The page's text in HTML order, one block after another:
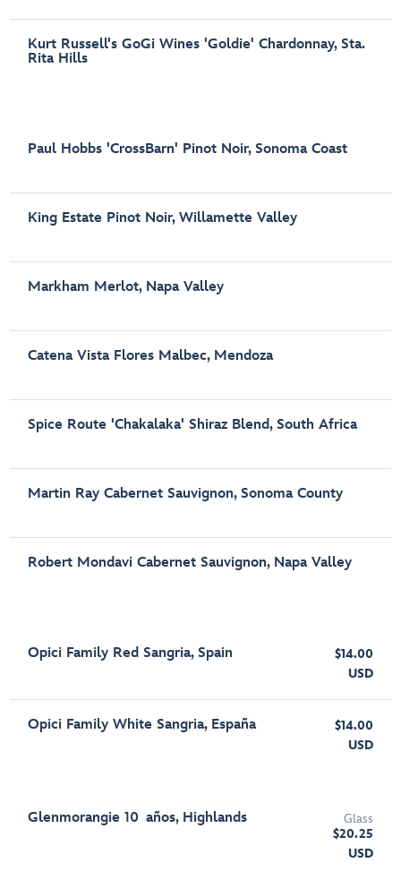
Kurt Russell's GoGi Wines 'Goldie' Chardonnay, Sta.
Rita Hills
Paul Hobbs 'CrossBarn' Pinot Noir, Sonoma Coast
King Estate Pinot Noir, Willamette Valley
Markham Merlot, Napa Valley
Catena Vista Flores Malbec, Mendoza
Spice Route 'Chakalaka' Shiraz Blend, South Africa
Martin Ray Cabernet Sauvignon, Sonoma County
Robert Mondavi Cabernet Sauvignon, Napa Valley
Opici Family Red Sangria, Spain
$14.00
USD
Opici Family White Sangria, España
$14.00
USD
Glenmorangie 10 años, Highlands
Glass
$20.25
USD